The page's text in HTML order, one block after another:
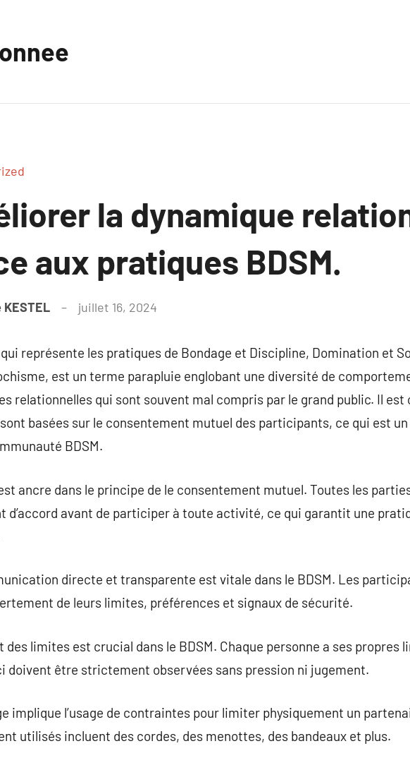
la dynamique
aux pratiques BDSM.
juillet 16, 2024
qui représente les pratiques de Bondage et Discipline, Domination et
est un terme parapluie englobant une diversité de
relationnelles qui sont souvent mal compris par le grand public. Il
basées sur le consentement mutuel des participants, ce qui est
BDSM.
ancre dans le principe de le consentement mutuel. Toutes les
d’accord avant de participer à toute activité, ce qui garantit une
directe et transparente est vitale dans le BDSM. Les
de leurs limites, préférences et signaux de sécurité.
des limites est crucial dans le BDSM. Chaque personne a ses propres
doivent être strictement observées sans pression ni jugement.
implique l’usage de contraintes pour limiter physiquement un
utilisés incluent des cordes, des menottes, des bandeaux et plus.